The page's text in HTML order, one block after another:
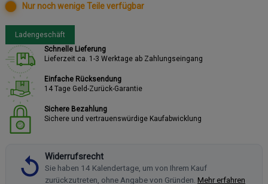
Nur noch wenige Teile verfügbar
Ladengeschäft
Schnelle Lieferung
Lieferzeit ca. 1-3 Werktage ab Zahlungseingang
Einfache Rücksendung
14 Tage Geld-Zurück-Garantie
Sichere Bezahlung
Sichere und vertrauenswürdige Kaufabwicklung
Widerrufsrecht
Sie haben 14 Kalendertage, um von Ihrem Kauf
zurückzutreten, ohne Angabe von Gründen. Mehr erfahren